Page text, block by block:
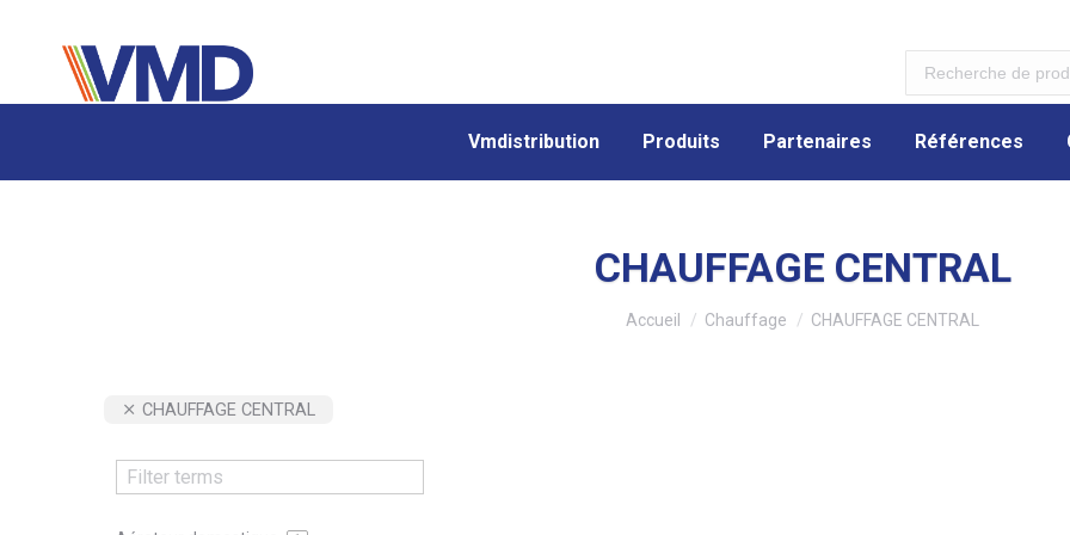
Vmdistribution Produits Partenaires Références
CHAUFFAGE CENTRAL
Accueil Chauffage CHAUFFAGE CENTRAL
CHAUFFAGE CENTRAL